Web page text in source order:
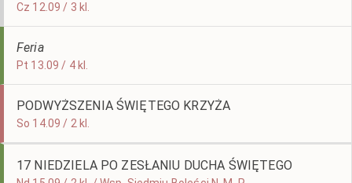
Cz 12.09 / 3 kl.
Feria
Pt 13.09 / 4 kl.
PODWYŻSZENIA ŚWIĘTEGO KRZYŻA
So 14.09 / 2 kl.
17 NIEDZIELA PO ZESŁANIU DUCHA ŚWIĘTEGO